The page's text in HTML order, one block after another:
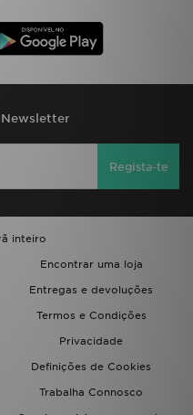
Regista-te
inteiro
Encontrar uma loja
Entregas e devoluções
Termos e Condições
Privacidade
Definições de Cookies
Trabalha Connosco